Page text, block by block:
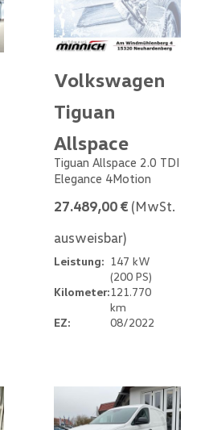
Volkswagen
Tiguan
Allspace
Tiguan Allspace 2.0 TDI
Elegance 4Motion
27.489,00 € (MwSt.
ausweisbar)
Leistung: 147 kW
(200 PS)
Kilometer:121.770
km
EZ:
08/2022